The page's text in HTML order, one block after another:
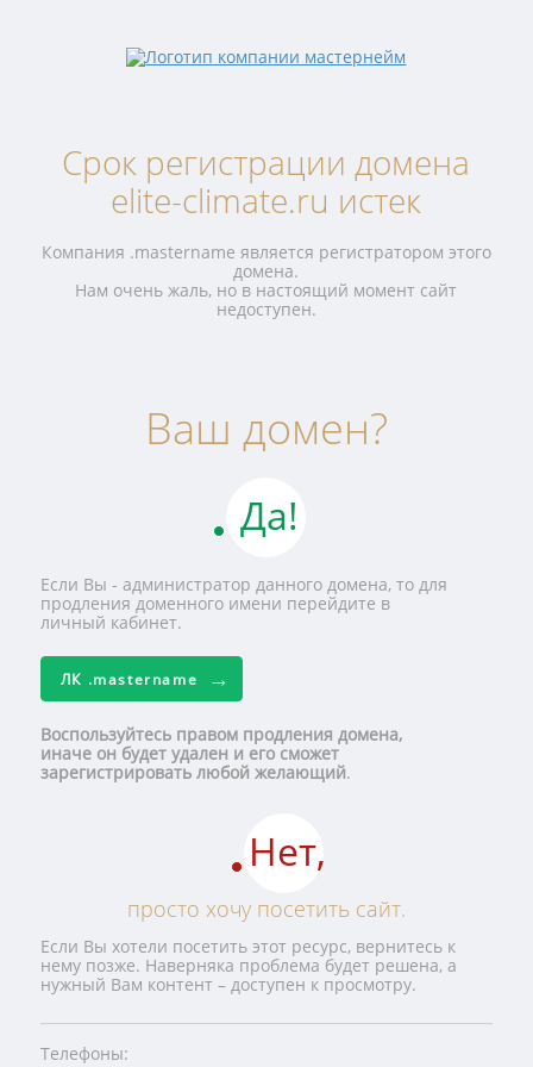
Срок регистрации домена
elite-climate.ru истек
Компания .mastername является регистратором этого
домена.
Нам очень жаль, но в настоящий момент сайт
недоступен.
Ваш домен?
Да!
Если Вы - администратор данного домена, то для
продления доменного имени перейдите в
личный кабинет.
ЛК .mastername
Воспользуйтесь правом продления домена,
иначе он будет удален и его сможет
зарегистрировать любой желающий.
Нет,
просто хочу посетить сайт.
Если Вы хотели посетить этот ресурс, вернитесь к
нему позже. Наверняка проблема будет решена, а
нужный Вам контент – доступен к просмотру.
Телефоны: